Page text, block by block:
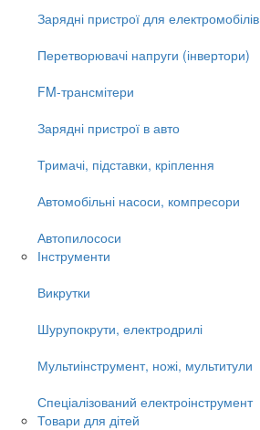
Зарядні пристрої для електромобілів
Перетворювачі напруги (інвертори)
FM-трансмітери
Зарядні пристрої в авто
Тримачі, підставки, кріплення
Автомобільні насоси, компресори
Автопилососи
Інструменти
Викрутки
Шурупокрути, електродрилі
Мультиінструмент, ножі, мультитули
Спеціалізований електроінструмент
Товари для дітей